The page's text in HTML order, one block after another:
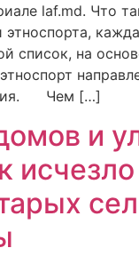
laf.md. Что
список, на
Чем […]
и